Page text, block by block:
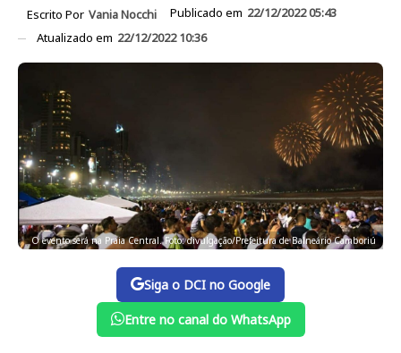
Escrito Por Vania Nocchi Publicado em 22/12/2022 05:43
Atualizado em 22/12/2022 10:36
O evento será na Praia Central. Foto: divulgação/Prefeitura de Balneário Camboriú
Siga o DCI no Google
Entre no canal do WhatsApp